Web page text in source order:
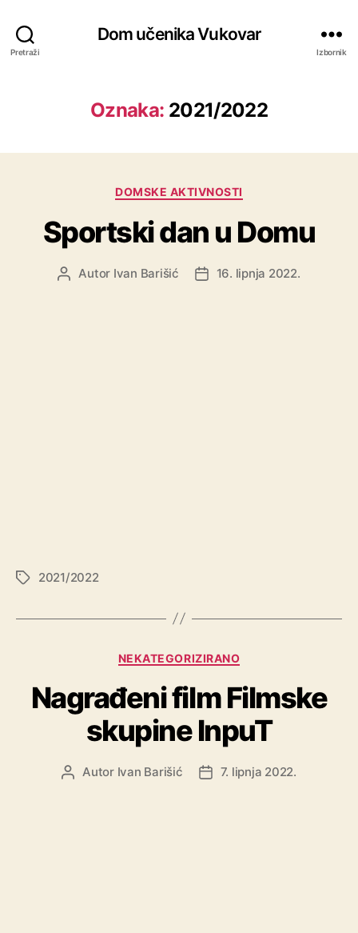
Pretraži
Dom učenika Vukovar
Izbornik
Oznaka: 2021/2022
DOMSKE AKTIVNOSTI
Sportski dan u Domu
Autor Ivan Barišić 16. lipnja 2022.
2021/2022
NEKATEGORIZIRANO
Nagrađeni film Filmske
skupine InpuT
Autor Ivan Barišić 7. lipnja 2022.